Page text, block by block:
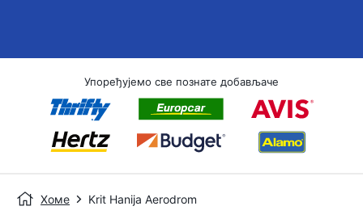
Упоређујемо све познате добављаче
Хоме Krit Hanija Aerodrom